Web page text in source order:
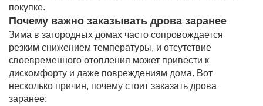
покупке.
Почему важно заказывать дрова заранее
Зима в загородных домах часто сопровождается
резким снижением температуры, и отсутствие
своевременного отопления может привести к
дискомфорту и даже повреждениям дома. Вот
несколько причин, почему стоит заказать дрова
заранее: